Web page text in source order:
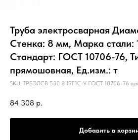
Труба электросварная
Стенка: 8 мм, Марка стали:
Стандарт: ГОСТ 10706-76,
прямошовная, Ед.изм.: т
SKU: ТРБЭЛСВ 530 8 17Г1С-У ГОСТ 10706-76
84 308 р.
Добавить в